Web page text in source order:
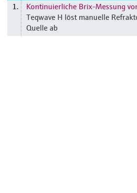
1.
Kontinuierliche Brix-Messung
Teqwave H löst manuelle
Quelle ab